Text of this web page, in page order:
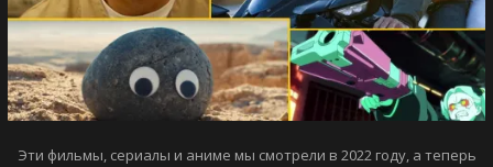
Эти фильмы, сериалы и аниме мы смотрели в 2022 году, а теперь